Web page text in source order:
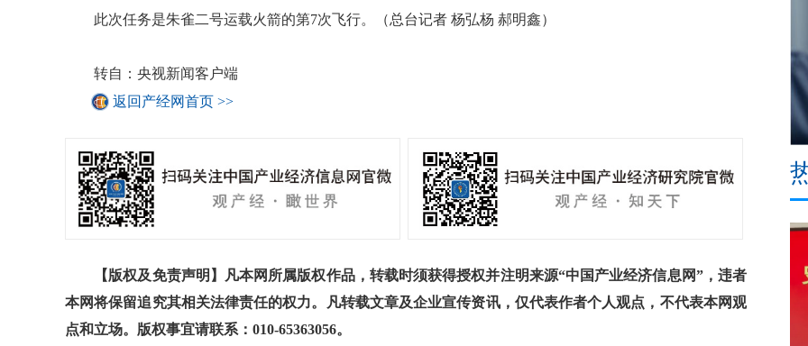
此次任务是朱雀二号运载火箭的第7次飞行。（总台记者 杨弘杨 郝明鑫）
转自：央视新闻客户端
返回产经网首页 >>
【版权及免责声明】凡本网所属版权作品，转载时须获得授权并注明来源“中国产业经济信息网”，违者
本网将保留追究其相关法律责任的权力。凡转载文章及企业宣传资讯，仅代表作者个人观点，不代表本网观
点和立场。版权事宜请联系：010-65363056。